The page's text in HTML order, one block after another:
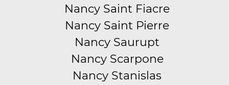
Nancy Saint Fiacre
Nancy Saint Pierre
Nancy Saurupt
Nancy Scarpone
Nancy Stanislas